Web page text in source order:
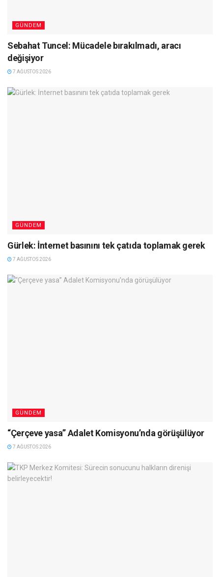
GÜNDEM
Sebahat Tuncel: Mücadele bırakılmadı, aracı
değişiyor
7 AĞUSTOS 2026
GÜNDEM
Gürlek: İnternet basınını tek çatıda toplamak gerek
7 AĞUSTOS 2026
GÜNDEM
“Çerçeve yasa” Adalet Komisyonu’nda görüşülüyor
7 AĞUSTOS 2026